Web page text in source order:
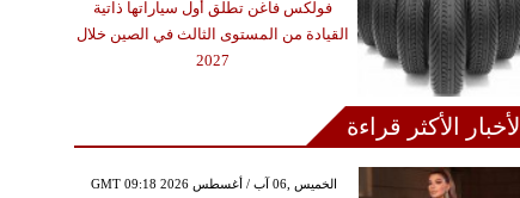
فولكس فاغن تطلق أول سياراتها ذاتية
القيادة من المستوى الثالث في الصين خلال
2027
الأخبار الأكثر قراءة
GMT 09:18 2026 الخميس ,06 آب / أغسطس